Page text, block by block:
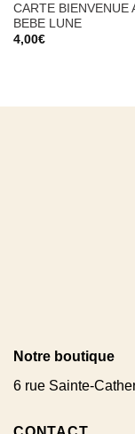
CARTE BIENVENUE
BEBE LUNE
4,00€
Notre boutique
6 rue Sainte-